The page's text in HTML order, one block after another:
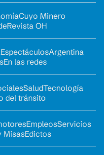
Cuyo Minero
Revista OH
EspectáculosArgentina
En las redes
SaludTecnología
del tránsito
EmpleosServicios
MisasEdictos